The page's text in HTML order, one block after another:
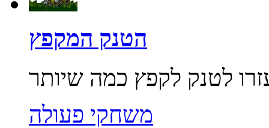
הטנק המקפץ
משחקי פעולה